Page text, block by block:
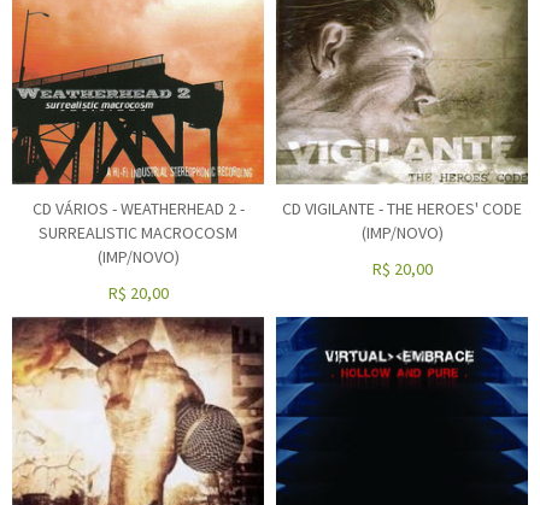
CD VÁRIOS - WEATHERHEAD 2 -
SURREALISTIC MACROCOSM
(IMP/NOVO)
R$ 20,00
CD VIGILANTE - THE HEROES' CODE
(IMP/NOVO)
R$ 20,00